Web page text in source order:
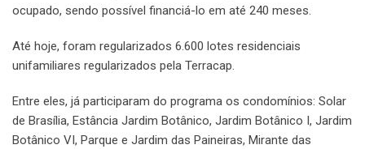
ocupado, sendo possível financiá-lo em até 240 meses.
Até hoje, foram regularizados 6.600 lotes residenciais
unifamiliares regularizados pela Terracap.
Entre eles, já participaram do programa os condomínios: Solar
de Brasília, Estância Jardim Botânico, Jardim Botânico I, Jardim
Botânico VI, Parque e Jardim das Paineiras, Mirante das